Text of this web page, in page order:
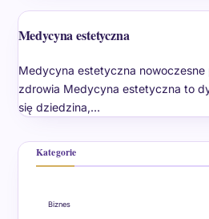
Medycyna estetyczna
Medycyna estetyczna nowoczesne
zdrowia Medycyna estetyczna to
się dziedzina,…
Kategorie
Biznes